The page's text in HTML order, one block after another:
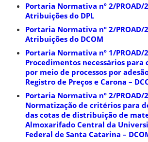
Portaria Normativa nº 2/PROAD/
Atribuições do DPL
Portaria Normativa nº 2/PROAD/
Atribuições do DCOM
Portaria Normativa nº 1/PROAD/
Procedimentos necessários para
por meio de processos por
Registro de Preços e Carona –
Portaria Normativa nº 2/PROAD/
Normatização de critérios para
das cotas de distribuição de
Almoxarifado Central da
Federal de Santa Catarina –